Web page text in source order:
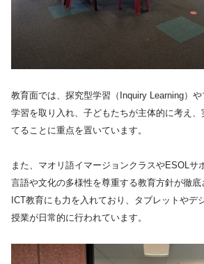
教育面では、探究型学習（Inquiry Learning）
学習を取り入れ、子どもたちが主体的に考え
てることに重点を置いています。
また、マオリ語イマージョンクラスやESOLサ
言語や文化の多様性を尊重する教育方針が徹底
ICT教育にも力を入れており、タブレットやデ
授業が日常的に行われています。